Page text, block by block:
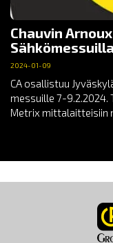
Chauvin
2024-01-09
CA osallistuu
messuille 7-9.2.2024.
Metrix mittalaitteisiin